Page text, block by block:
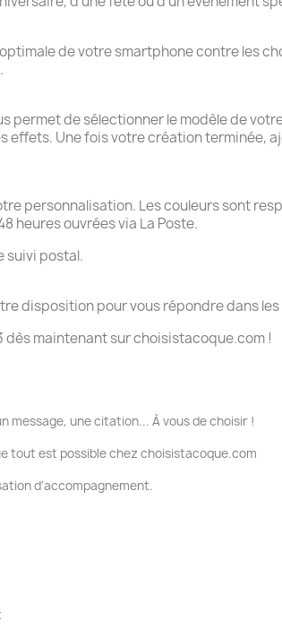
de votre smartphone contre les
de sélectionner le modèle de
Une fois votre création terminée,
personnalisation. Les couleurs sont
heures ouvrées via La Poste.
suivi postal.
disposition pour vous répondre dans
maintenant sur choisistacoque.com !
message, une citation... À vous de choisir !
tout est possible chez choisistacoque.com
d'accompagnement.